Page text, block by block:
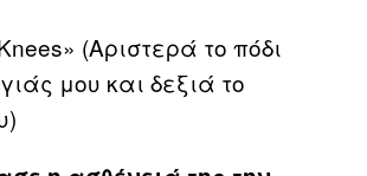
(Αριστερά το πόδι
μου και δεξιά το